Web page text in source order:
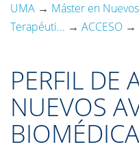
UMA → Máster en
Terapéuti... → ACCESO →
PERFIL DE
NUEVOS
BIOMÉDICA